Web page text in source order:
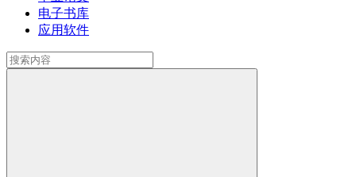
电子书库
应用软件